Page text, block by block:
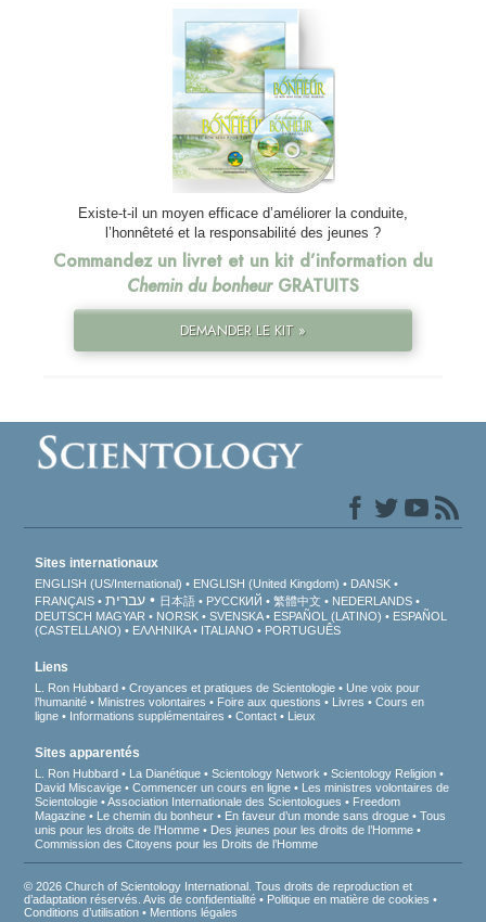
Existe-t-il un moyen efficace d’améliorer la conduite,
l’honnêteté et la responsabilité des jeunes ?
Commandez un livret et un kit d’information du
Chemin du bonheurGRATUITS
DEMANDER LE KIT »
Sites internationaux
ENGLISH (US/International) ENGLISH (United Kingdom)
DANSK
FRANÇAIS
עברית 日本語 РУССКИЙ 繁體中文
NEDERLANDS
DEUTSCH MAGYAR NORSK SVENSKA ESPAÑOL (LATINO)
ESPAÑOL
(CASTELLANO)
ΕΛΛΗΝΙΚA ITALIANO PORTUGUÊS
Liens
L. Ron Hubbard Croyances et pratiques de Scientologie
Une voix pour
l’humanité
Ministres volontaires Foire aux questions Livres
Cours en
ligne
Informations supplémentaires Contact Lieux
Sites apparentés
L. Ron Hubbard La Dianétique Scientology Network
Scientology Religion
David Miscavige
Commencer un cours en ligne
Les ministres volontaires de
Scientologie
Association Internationale des Scientologues
Freedom
Magazine
Le chemin du bonheur En faveur d’un monde sans drogue
Tous
unis pour les droits de l’Homme
Des jeunes pour les droits de l’Homme
Commission des Citoyens pour les Droits de l’Homme
© 2026 Church of Scientology International. Tous droits de reproduction et
d’adaptation réservés.Avis de confidentialité • Politique en matière de cookies •
Conditions d’utilisation • Mentions légales